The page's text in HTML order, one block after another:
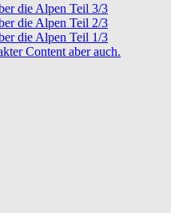
die Alpen Teil 3/3
die Alpen Teil 2/3
die Alpen Teil 1/3
Content aber auch.